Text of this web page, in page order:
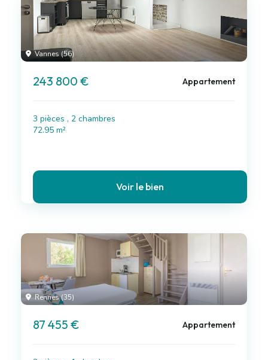
Vannes (56)
243 800 € Appartement
3 pièces , 2 chambres
72.95 m²
Voir le bien
Rennes (35)
87 455 € Appartement